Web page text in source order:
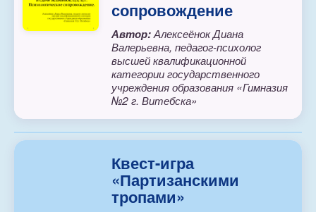
сопровождение
Автор:Алексеёнок Диана
Валерьевна, педагог-психолог
высшей квалификационной
категории государственного
учреждения образования «Гимназия
№2 г. Витебска»
Квест-игра
«Партизанскими
тропами»